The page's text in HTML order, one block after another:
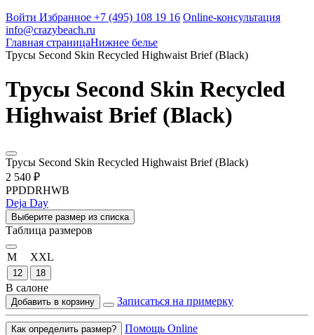
Войти Избранное +7 (495) 108 19 16 Online-консультация
info@crazybeach.ru
Главная страницаНижнее белье
Трусы Second Skin Recycled Highwaist Brief (Black)
Трусы Second Skin Recycled
Highwaist Brief (Black)
Трусы Second Skin Recycled Highwaist Brief (Black)
2 540 ₽
PPDDRHWB
Deja Day
Выберите размер из списка
Таблица размеров
M XXL
12 18
В салоне
Добавить в корзину Записаться на примерку
Как определить размер?
Помощь Online